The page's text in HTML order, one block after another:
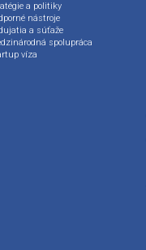
a politiky
nástroje
a súťaže
spolupráca
víza